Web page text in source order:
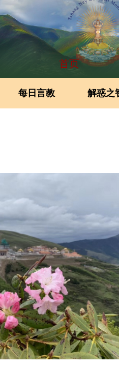
首页
每日言教 解惑之